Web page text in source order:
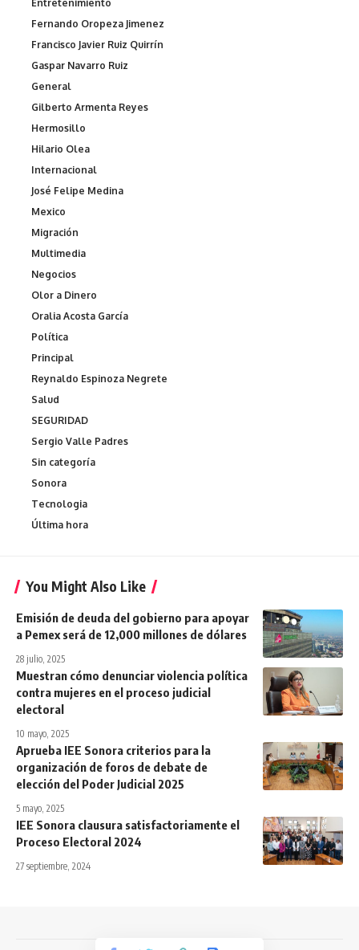
Entretenimiento
Fernando Oropeza Jimenez
Francisco Javier Ruiz Quirrín
Gaspar Navarro Ruiz
General
Gilberto Armenta Reyes
Hermosillo
Hilario Olea
Internacional
José Felipe Medina
Mexico
Migración
Multimedia
Negocios
Olor a Dinero
Oralia Acosta García
Política
Principal
Reynaldo Espinoza Negrete
Salud
SEGURIDAD
Sergio Valle Padres
Sin categoría
Sonora
Tecnologia
Última hora
You Might Also Like
Emisión de deuda del gobierno para apoyar
a Pemex será de 12,000 millones de dólares
28 julio, 2025
Muestran cómo denunciar violencia política
contra mujeres en el proceso judicial
electoral
10 mayo, 2025
Aprueba IEE Sonora criterios para la
organización de foros de debate de
elección del Poder Judicial 2025
5 mayo, 2025
IEE Sonora clausura satisfactoriamente el
Proceso Electoral 2024
27 septiembre, 2024